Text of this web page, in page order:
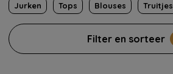
Jurken Tops Blouses Truitjes
Filter en sorteer